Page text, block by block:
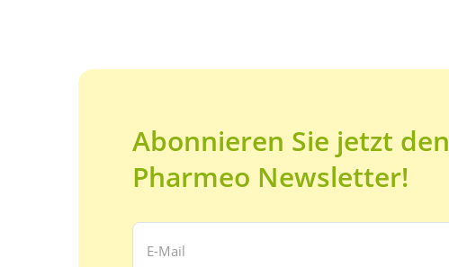
Abonnieren Sie jetzt den
Pharmeo Newsletter!
Ihre E-Mail Adresse: